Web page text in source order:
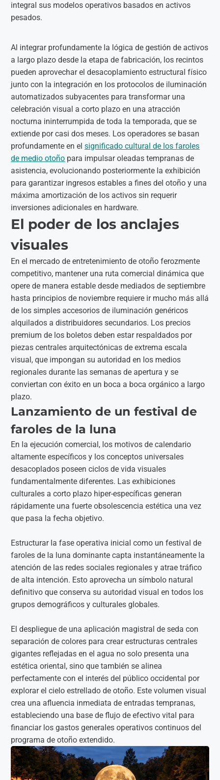
integral sus modelos operativos basados en activos
pesados.
Al integrar profundamente la lógica de gestión de activos
a largo plazo desde la etapa de fabricación, los recintos
pueden aprovechar el desacoplamiento estructural físico
junto con la integración en los protocolos de iluminación
automatizados subyacentes para transformar una
celebración visual a corto plazo en una atracción
nocturna ininterrumpida de toda la temporada, que se
extiende por casi dos meses. Los operadores se basan
profundamente en elsignificado cultural de los faroles
de medio otoño para impulsar oleadas tempranas de
asistencia, evolucionando posteriormente la exhibición
para garantizar ingresos estables a fines del otoño y una
máxima amortización de los activos sin requerir
inversiones adicionales en hardware.
El poder de los anclajes
visuales
En el mercado de entretenimiento de otoño ferozmente
competitivo, mantener una ruta comercial dinámica que
opere de manera estable desde mediados de septiembre
hasta principios de noviembre requiere ir mucho más allá
de los simples accesorios de iluminación genéricos
alquilados a distribuidores secundarios. Los precios
premium de los boletos deben estar respaldados por
piezas centrales arquitectónicas de extrema escala
visual, que impongan su autoridad en los medios
regionales durante las semanas de apertura y se
conviertan con éxito en un boca a boca orgánico a largo
plazo.
Lanzamiento de un festival de
faroles de la luna
En la ejecución comercial, los motivos de calendario
altamente específicos y los conceptos universales
desacoplados poseen ciclos de vida visuales
fundamentalmente diferentes. Las exhibiciones
culturales a corto plazo hiper-específicas generan
rápidamente una fuerte obsolescencia estética una vez
que pasa la fecha objetivo.
Estructurar la fase operativa inicial como un festival de
faroles de la luna dominante capta instantáneamente la
atención de las redes sociales regionales y atrae tráfico
de alta intención. Esto aprovecha un símbolo natural
definitivo que conserva su autoridad visual en todos los
grupos demográficos y culturales globales.
El despliegue de una aplicación magistral de seda con
separación de colores para crear estructuras centrales
gigantes reflejadas en el agua no solo presenta una
estética oriental, sino que también se alinea
perfectamente con el interés del público occidental por
explorar el cielo estrellado de otoño. Este volumen visual
crea una afluencia inmediata de entradas tempranas,
estableciendo una base de flujo de efectivo vital para
financiar los gastos generales operativos continuos del
programa de otoño extendido.